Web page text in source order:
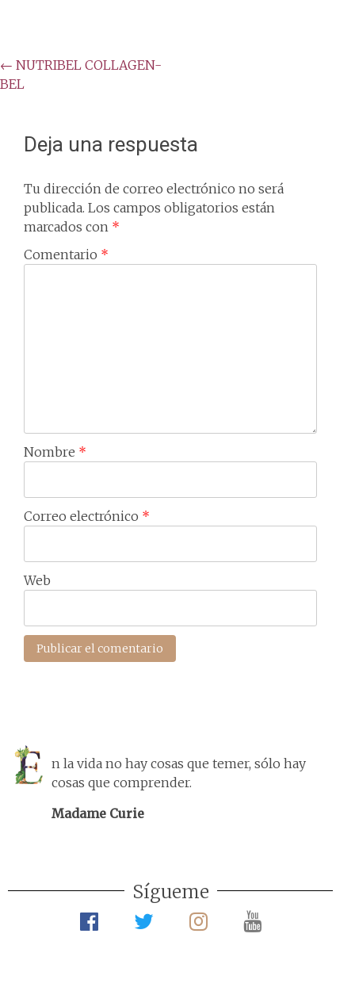
Post
navigation
← NUTRIBEL COLLAGEN-
BEL
Deja una respuesta
Tu dirección de correo electrónico no será
publicada. Los campos obligatorios están
marcados con *
Comentario *
Nombre *
Correo electrónico *
Web
n la vida no hay cosas que temer, sólo hay
cosas que comprender.
Madame Curie
Sígueme